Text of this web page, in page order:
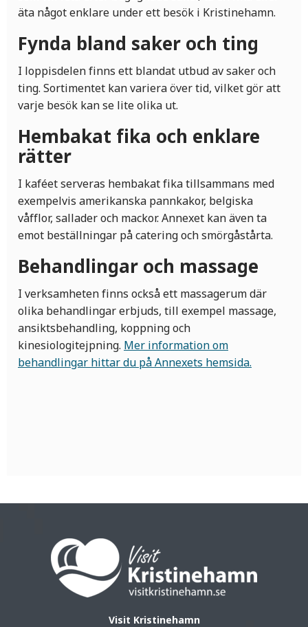
äta något enklare under ett besök i Kristinehamn.
Fynda bland saker och ting
I loppisdelen finns ett blandat utbud av saker och
ting. Sortimentet kan variera över tid, vilket gör att
varje besök kan se lite olika ut.
Hembakat fika och enklare
rätter
I kaféet serveras hembakat fika tillsammans med
exempelvis amerikanska pannkakor, belgiska
våfflor, sallader och mackor. Annexet kan även ta
emot beställningar på catering och smörgåstårta.
Behandlingar och massage
I verksamheten finns också ett massagerum där
olika behandlingar erbjuds, till exempel massage,
ansiktsbehandling, koppning och
kinesiologitejpning. Mer information om
behandlingar hittar du på Annexets hemsida.
Visit Kristinehamn